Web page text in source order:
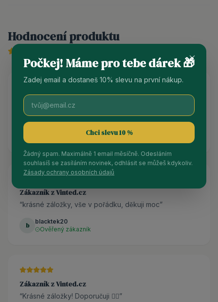
Hodnocení produktu
Zákazník z Vinted.cz
Záložky jsou naprosto úžasné! Doporučuji! 💟
Zákazník z Vinted.cz
“krásné záložky, vše v pořádku, děkuji moc”
b
blacktek20
Ověřený zákazník
Zákazník z Vinted.cz
“Krásné záložky! Doporučuji 👌🏼”
Počkej! Máme pro tebe dárek 🎁
Zadej email a dostaneš 10% slevu na první nákup.
Chci slevu 10 %
Žádný spam. Maximálně 1 email měsíčně. Odesláním
souhlasíš se zasíláním novinek, odhlásit se můžeš kdykoliv.
Zásady ochrany osobních údajů